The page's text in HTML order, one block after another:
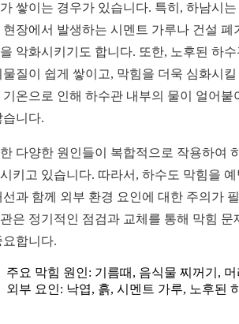
쌓이는 경우가 있습니다. 특히, 하남시
현장에서 발생하는 시멘트 가루나 건설
악화시키기도 합니다. 또한, 노후된 하
물질이 쉽게 쌓이고, 막힘을 더욱 심화시
기온으로 인해 하수관 내부의 물이 얼어붙
습니다.
다양한 원인들이 복합적으로 작용하여
키고 있습니다. 따라서, 하수도 막힘을
선과 함께 외부 환경 요인에 대한 주의가
은 정기적인 점검과 교체를 통해 막힘 문
요합니다.
주요 막힘 원인: 기름때, 음식물 찌꺼기,
외부 요인: 낙엽, 흙, 시멘트 가루, 노후된